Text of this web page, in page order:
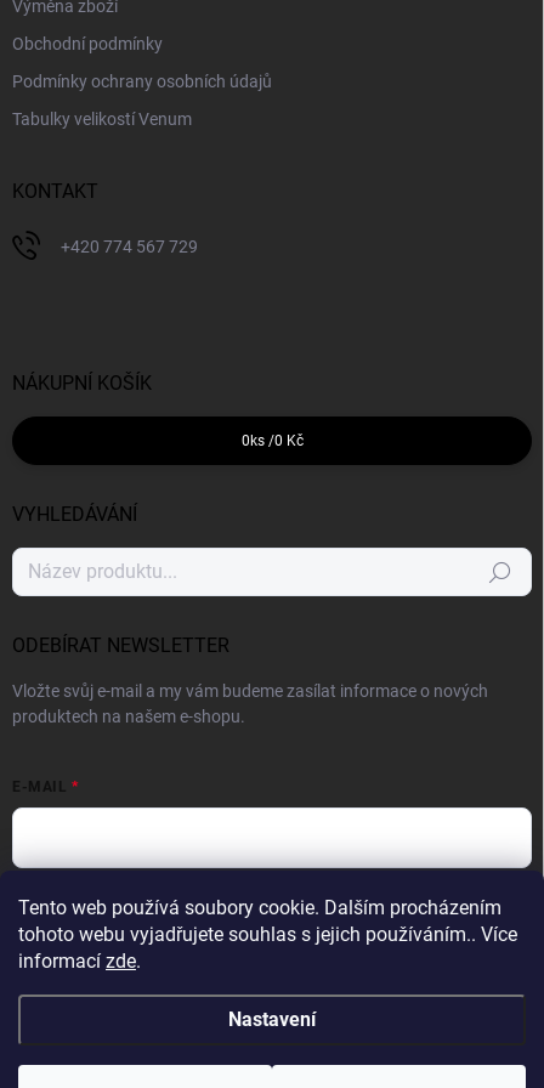
Tento web používá soubory cookie. Dalším procházením
tohoto webu vyjadřujete souhlas s jejich používáním.. Více
informací zde.
Nastavení
Výměna zboží
Obchodní podmínky
Podmínky ochrany osobních údajů
Tabulky velikostí Venum
KONTAKT
+420 774 567 729
NÁKUPNÍ KOŠÍK
0 ks /0 Kč
VYHLEDÁVÁNÍ
Hledat
ODEBÍRAT NEWSLETTER
Vložte svůj e-mail a my vám budeme zasílat informace o nových
produktech na našem e-shopu.
E-MAIL
Vložením e-mailu souhlasíte spodmínkami ochrany osobních údajů